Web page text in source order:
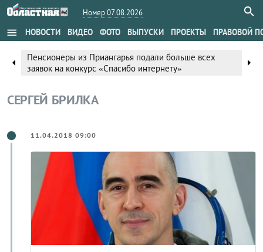
Номер 07.08.2026
menu НОВОСТИ ВИДЕО ФОТО ВЫПУСКИ ПРОЕКТЫ ПРАВОВОЙ
arrow_left
Пенсионеры из Приангарья подали больше всех
заявок на конкурс «Спасибо интернету»
arrow_right
СЕРГЕЙ БРИЛКА
11.04.2018 09:00